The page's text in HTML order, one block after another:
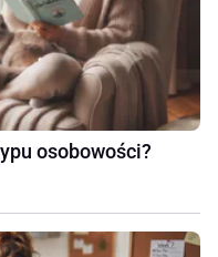
osobowości?